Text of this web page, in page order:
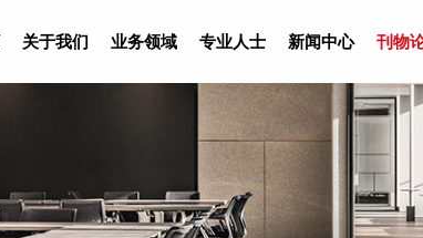
关于我们 业务领域 专业人士 新闻中心 刊物